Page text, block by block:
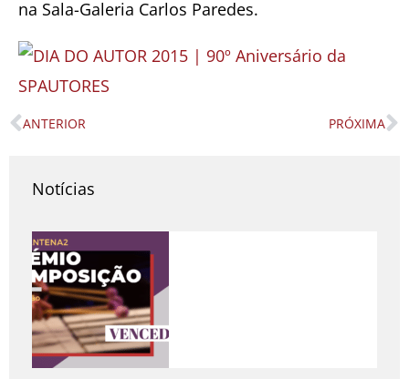
na Sala-Galeria Carlos Paredes.
Prev
ANTERIOR PRÓXIMA
Notícias